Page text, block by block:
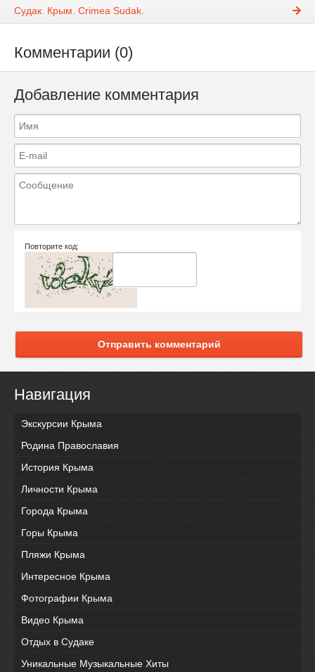
Судак. Крым. Crimea Sudak.
Комментарии (0)
Добавление комментария
Повторите код:
Отправить комментарий
Навигация
Экскурсии Крыма
Родина Православия
История Крыма
Личности Крыма
Города Крыма
Горы Крыма
Пляжи Крыма
Интересное Крыма
Фотографии Крыма
Видео Крыма
Отдых в Судаке
Уникальные Музыкальные Хиты